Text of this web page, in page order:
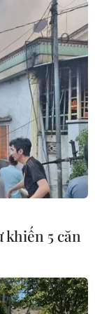
khiến 5 căn